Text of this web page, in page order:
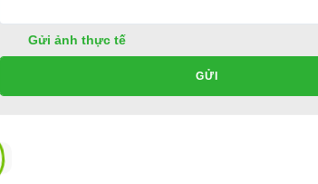
vấn đề gì cần được hỗ trợ, quý khách vui lòng liên hệ:
TM DV XNK Đại Cường
Gửi ảnh thực tế
GỬI